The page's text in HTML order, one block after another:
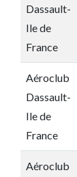
Dassault-
Ile de
France
Aéroclub
Dassault-
Ile de
France
Aéroclub